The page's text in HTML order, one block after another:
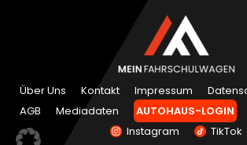
Über Uns Kontakt Impressum
AGB
Mediadaten AUTOHAUS-LOGIN
Instagram
TikTok